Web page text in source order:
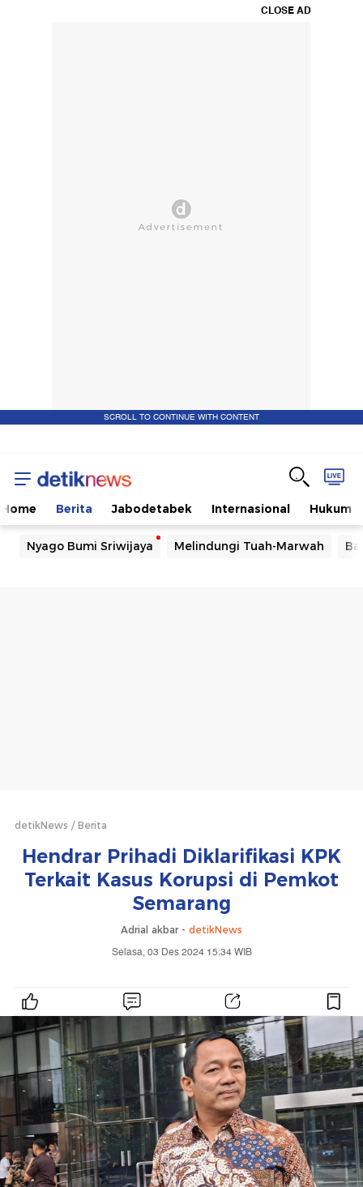
CLOSE AD
SCROLL TO CONTINUE WITH CONTENT
Home Berita Jabodetabek Internasional Hukum
Nyago Bumi Sriwijaya Melindungi Tuah-Marwah
detikNews Berita
Hendrar Prihadi Diklarifikasi KPK
Terkait Kasus Korupsi di Pemkot
Semarang
Adrial akbar - detikNews
Selasa, 03 Des 2024 15:34 WIB